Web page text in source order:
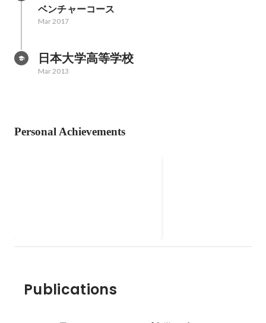
ベンチャーコース
Mar 2017
日本大学高等学校
Mar 2013
Personal Achievements
Publications